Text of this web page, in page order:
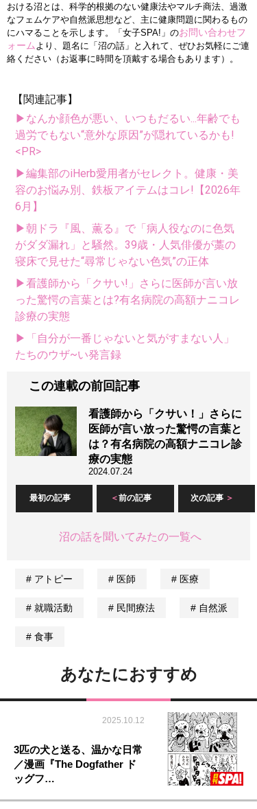
おける沼とは、科学的根拠のない健康法やマルチ商法、過激
なフェムケアや自然派思想など、主に健康問題に関わるもの
にハマることを示します。「女子SPA!」のお問い合わせフ
ォーム より、題名に「沼の話」と入れて、ぜひお気軽にご連
絡ください（お返事に時間を頂戴する場合もあります）。
【関連記事】
▶なんか顔色が悪い、いつもだるい...年齢でも
過労でもない“意外な原因”が隠れているかも!
<PR>
▶編集部のiHerb愛用者がセレクト。健康・美
容のお悩み別、鉄板アイテムはコレ!【2026年
6月】
▶朝ドラ『風、薫る』で「病人役なのに色気
がダダ漏れ」と騒然。39歳・人気俳優が藁の
寝床で見せた“尋常じゃない色気”の正体
▶看護師から「クサい!」さらに医師が言い放
った驚愕の言葉とは?有名病院の高額ナニコレ
診療の実態
▶「自分が一番じゃないと気がすまない人」
たちのウザ~い発言録
この連載の前回記事
看護師から「クサい！」さらに
医師が言い放った驚愕の言葉と
は？有名病院の高額ナニコレ診
療の実態
2024.07.24
最初の記事 前の記事 次の記事
沼の話を聞いてみたの一覧へ
アトピー 医師 医療
就職活動 民間療法 自然派
食事
あなたにおすすめ
2025.10.12
3匹の犬と送る、温かな日常
／漫画『The Dogfather ド
ッグフ…